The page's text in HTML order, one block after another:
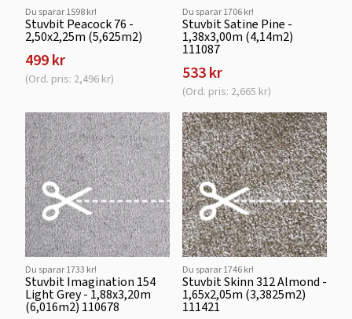
Du sparar 1598 kr!
Stuvbit Peacock 76 -
2,50x2,25m (5,625m2)
499 kr
(Ord. pris: 2,496 kr)
Du sparar 1706 kr!
Stuvbit Satine Pine -
1,38x3,00m (4,14m2)
111087
533 kr
(Ord. pris: 2,665 kr)
Du sparar 1733 kr!
Stuvbit Imagination 154
Light Grey - 1,88x3,20m
(6,016m2) 110678
Du sparar 1746 kr!
Stuvbit Skinn 312 Almond -
1,65x2,05m (3,3825m2)
111421